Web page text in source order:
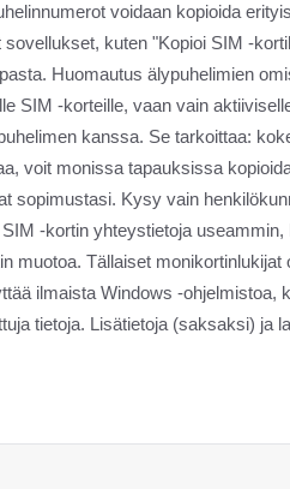
voidaan kopioida
kuten "Kopioi SIM -
Huomautus älypuhelimien
SIM -korteille, vaan vain
kanssa. Se tarkoittaa:
voit monissa tapauksissa
sopimustasi. Kysy vain
-kortin yhteystietoja
muotoa. Tällaiset
ilmaista Windows -ohjelmistoa,
tietoja. Lisätietoja (saksaksi) ja